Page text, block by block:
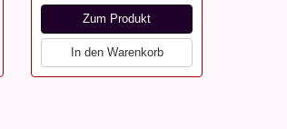
Zum Produkt
In den Warenkorb